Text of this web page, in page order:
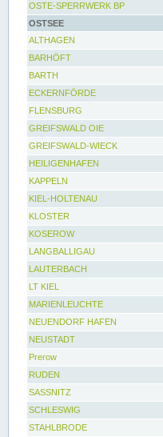
OSTE-SPERRWERK BP
OSTSEE
ALTHAGEN
BARHÖFT
BARTH
ECKERNFÖRDE
FLENSBURG
GREIFSWALD OIE
GREIFSWALD-WIECK
HEILIGENHAFEN
KAPPELN
KIEL-HOLTENAU
KLOSTER
KOSEROW
LANGBALLIGAU
LAUTERBACH
LT KIEL
MARIENLEUCHTE
NEUENDORF HAFEN
NEUSTADT
Prerow
RUDEN
SASSNITZ
SCHLESWIG
STAHLBRODE